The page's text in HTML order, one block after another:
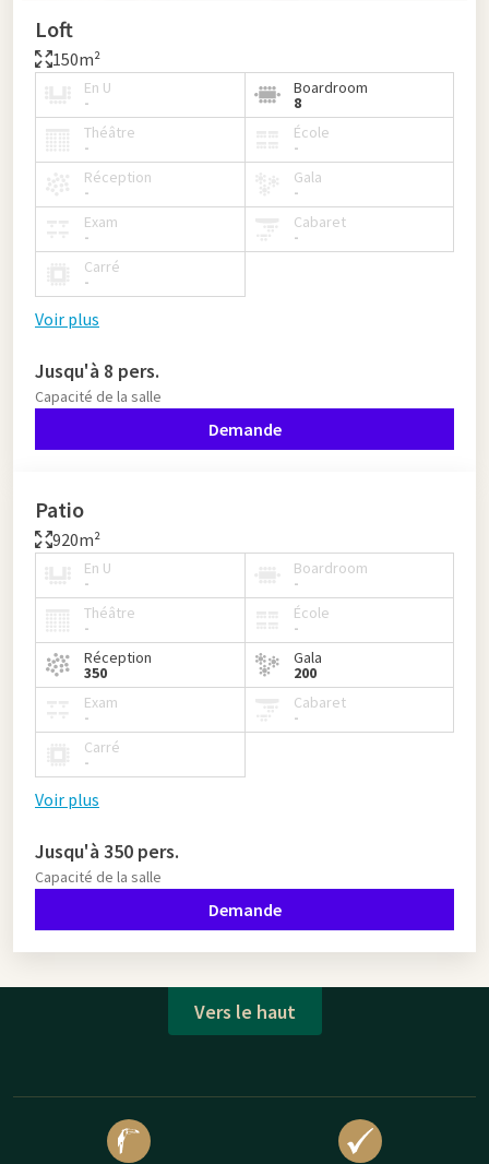
Loft
150m²
En U
-
Boardroom
8
Théâtre
-
École
-
Réception
-
Gala
-
Exam
-
Cabaret
-
Carré
-
Voir plus
Jusqu'à 8 pers.
Capacité de la salle
Demande
Patio
920m²
En U
-
Boardroom
-
Théâtre
-
École
-
Réception
350
Gala
200
Exam
-
Cabaret
-
Carré
-
Voir plus
Jusqu'à 350 pers.
Capacité de la salle
Demande
Vers le haut